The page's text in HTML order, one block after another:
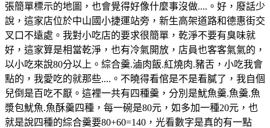
張簡單標示的地圖，也會覺得好像什麼事沒做....。好，廢話少
說，這家店位於中山國小捷運站旁，新生高架道路和德惠街交
叉口不遠處。我對小吃店的要求很簡單，乾淨不要有臭味就
好，這家算是相當乾淨，也有冷氣開放，店員也客客氣氣的，
以小吃來說80分以上。綜合羹.滷肉飯.紅燒肉.豬舌，小吃我會
點的，我愛吃的就那些....。不曉得看倌是不是看膩了，我自個
兒倒是百吃不厭。這裡一共有四種羹，分別是魷魚羹.魚羹.魚
漿包魷魚.魚酥羹四種，每一碗是80元，如多加一種20元，也
就是說四種的綜合羹要80+60=140，光看數字是真的有一點